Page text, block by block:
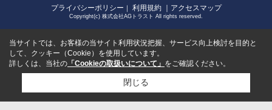
プライバシーポリシー ｜ 利用規約 ｜アクセスマップ
Copyright(c) 株式会社AGトラスト All rights reserved.
当サイトでは、お客様の当サイト利用状況把握、サービス向上検討を目的と
して、クッキー（Cookie）を使用しています。
詳しくは、当社の 「Cookieの取扱いについて」 をご確認ください。
閉じる